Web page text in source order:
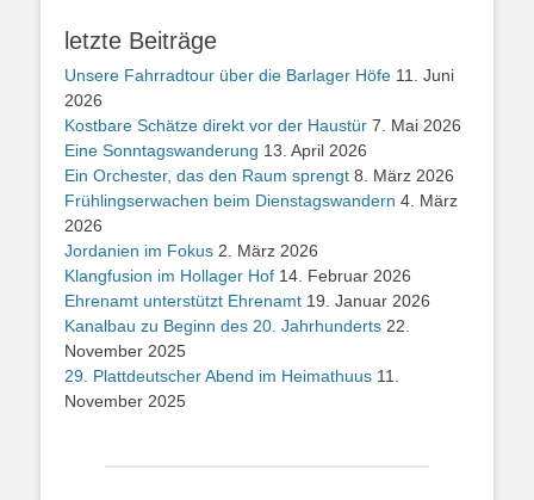
letzte Beiträge
Unsere Fahrradtour über die Barlager Höfe 11. Juni
2026
Kostbare Schätze direkt vor der Haustür 7. Mai 2026
Eine Sonntagswanderung 13. April 2026
Ein Orchester, das den Raum sprengt 8. März 2026
Frühlingserwachen beim Dienstagswandern 4. März
2026
Jordanien im Fokus 2. März 2026
Klangfusion im Hollager Hof 14. Februar 2026
Ehrenamt unterstützt Ehrenamt 19. Januar 2026
Kanalbau zu Beginn des 20. Jahrhunderts 22.
November 2025
29. Plattdeutscher Abend im Heimathuus 11.
November 2025